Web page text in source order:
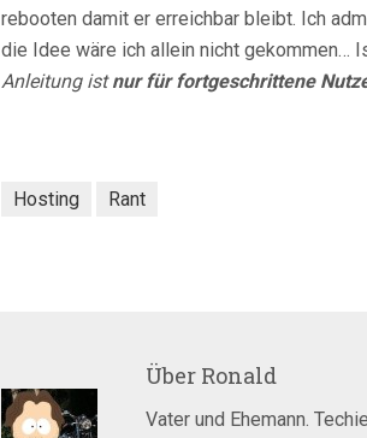
rebooten damit er erreichbar bleibt. Ich
die Idee wäre ich allein nicht gekommen…
Anleitung istnur für fortgeschrittene
Hosting Rant
Über Ronald
Vater und Ehemann.